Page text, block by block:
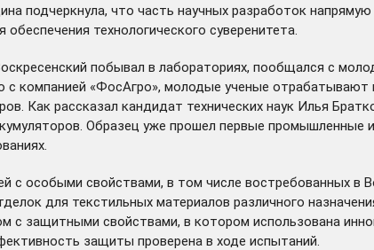
подчеркнула, что часть научных разработок напрямую
технологического суверенитета.
побывал в лабораториях, пообщался с
с компанией «ФосАгро», молодые ученые
Как рассказал кандидат технических наук Илья
Образец уже прошел первые
с особыми свойствами, в том числе востребованных
для текстильных материалов различного
с защитными свойствами, в котором использована
защиты проверена в ходе испытаний.